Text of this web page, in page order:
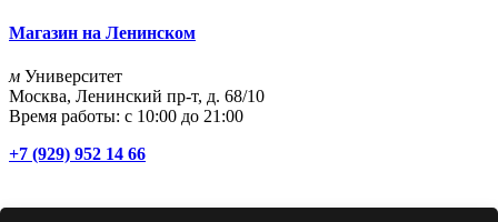
Магазин на Ленинском
м Университет
Москва, Ленинский пр-т, д. 68/10
Время работы: с 10:00 до 21:00
+7 (929) 952 14 66